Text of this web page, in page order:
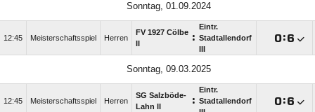
Sonntag, 01.09.2024
12:45 Meisterschaftsspiel Herren
FV 1927 Cölbe :
Eintr.
Stadtallendorf
:
Sonntag, 09.03.2025
12:45 Meisterschaftsspiel Herren
SG Salzböde-
Lahn II
:
Eintr.
Stadtallendorf
: